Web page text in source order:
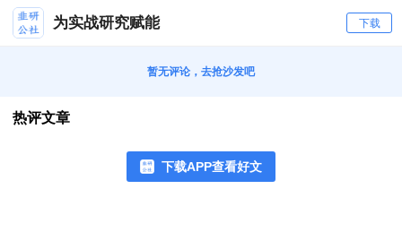
为实战研究赋能 下载
暂无评论，去抢沙发吧
热评文章
下载APP查看好文